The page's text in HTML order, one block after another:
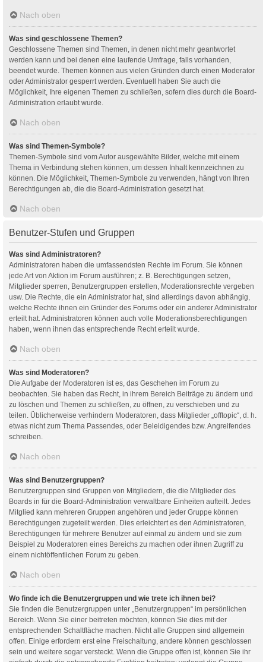
Nach oben
Was sind geschlossene Themen?
Geschlossene Themen sind Themen, in denen nicht mehr geantwortet
werden kann und bei denen eine laufende Umfrage, falls vorhanden,
beendet wurde. Themen können aus vielen Gründen durch einen Moderator
oder Administrator gesperrt werden. Eventuell haben Sie auch die
Möglichkeit, Ihre eigenen Themen zu schließen, sofern dies durch die Board-
Administration erlaubt wurde.
Nach oben
Was sind Themen-Symbole?
Themen-Symbole sind vom Autor ausgewählte Bilder, welche mit einem
Thema in Verbindung stehen können, um dessen Inhalt kennzeichnen zu
können. Die Möglichkeit, Themen-Symbole zu verwenden, hängt von Ihren
Berechtigungen ab, die die Board-Administration gesetzt hat.
Nach oben
Benutzer-Stufen und Gruppen
Was sind Administratoren?
Administratoren haben die umfassendsten Rechte im Forum. Sie können
jede Art von Aktion im Forum ausführen; z. B. Berechtigungen setzen,
Mitglieder sperren, Benutzergruppen erstellen, Moderationsrechte vergeben
usw. Die Rechte, die ein Administrator hat, sind allerdings davon abhängig,
welche Rechte ihnen ein Gründer des Forums oder ein anderer Administrator
erteilt hat. Administratoren können auch volle Moderationsberechtigungen
haben, wenn ihnen das entsprechende Recht erteilt wurde.
Nach oben
Was sind Moderatoren?
Die Aufgabe der Moderatoren ist es, das Geschehen im Forum zu
beobachten. Sie haben das Recht, in ihrem Bereich Beiträge zu ändern und
zu löschen und Themen zu schließen, zu öffnen, zu verschieben und zu
teilen. Üblicherweise verhindern Moderatoren, dass Mitglieder „offtopic“, d. h.
etwas nicht zum Thema Passendes, oder Beleidigendes bzw. Angreifendes
schreiben.
Nach oben
Was sind Benutzergruppen?
Benutzergruppen sind Gruppen von Mitgliedern, die die Mitglieder des
Boards in für die Board-Administration verwaltbare Einheiten aufteilt. Jedes
Mitglied kann mehreren Gruppen angehören und jeder Gruppe können
Berechtigungen zugeteilt werden. Dies erleichtert es den Administratoren,
Berechtigungen für mehrere Benutzer auf einmal zu ändern und sie zum
Beispiel zu Moderatoren eines Bereichs zu machen oder ihnen Zugriff zu
einem nichtöffentlichen Forum zu geben.
Nach oben
Wo finde ich die Benutzergruppen und wie trete ich ihnen bei?
Sie finden die Benutzergruppen unter „Benutzergruppen“ im persönlichen
Bereich. Wenn Sie einer beitreten möchten, können Sie dies mit der
entsprechenden Schaltfläche machen. Nicht alle Gruppen sind allgemein
offen. Einige erfordern erst eine Freischaltung, andere können geschlossen
sein und weitere sogar versteckt. Wenn die Gruppe offen ist, können Sie ihr